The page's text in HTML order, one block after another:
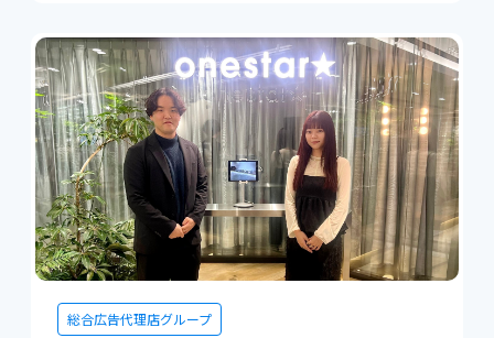
総合広告代理店グループ